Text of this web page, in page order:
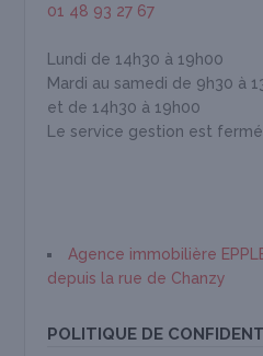
01 48 93 27 67
Lundi de 14h30 à 19h00
Mardi au samedi de 9h30 à
et de 14h30 à 19h00
Le service gestion est
Agence immobilière
depuis la rue de Chanzy
POLITIQUE DE